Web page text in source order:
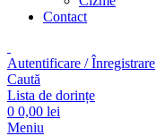
Contact
Autentificare / Înregistrare
Caută
Lista de dorințe
0 0,00 lei
Meniu